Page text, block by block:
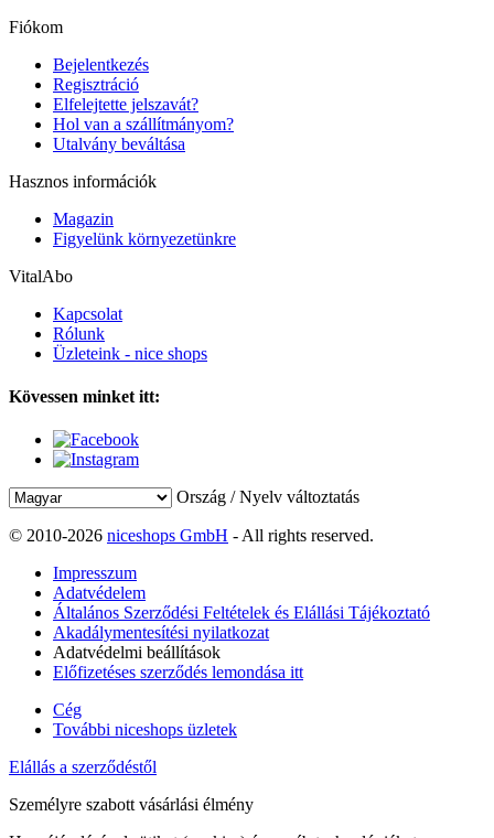
Fiókom
Bejelentkezés
Regisztráció
Elfelejtette jelszavát?
Hol van a szállítmányom?
Utalvány beváltása
Hasznos információk
Magazin
Figyelünk környezetünkre
VitalAbo
Kapcsolat
Rólunk
Üzleteink - nice shops
Kövessen minket itt:
Ország / Nyelv változtatás
© 2010-2026 niceshops GmbH - All rights reserved.
Impresszum
Adatvédelem
Általános Szerződési Feltételek és Elállási Tájékoztató
Akadálymentesítési nyilatkozat
Adatvédelmi beállítások
Előfizetéses szerződés lemondása itt
Cég
További niceshops üzletek
Elállás a szerződéstől
Személyre szabott vásárlási élmény